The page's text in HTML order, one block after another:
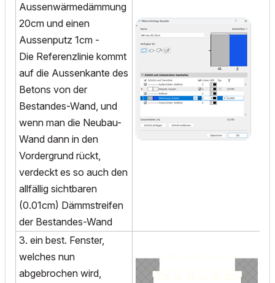
Aussenwärmedämmung
20cm und einen
Aussenputz 1cm -
Die Referenzlinie kommt
auf die Aussenkante des
Betons von der
Bestandes-Wand, und
wenn man die Neubau-
Wand dann in den
Vordergrund rückt,
verdeckt es so auch den
allfällig sichtbaren
(0.01cm) Dämmstreifen
der Bestandes-Wand
3. ein best. Fenster,
welches nun
abgebrochen wird,